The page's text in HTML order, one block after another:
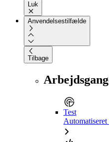
Luk
Anvendelsestilfælde
Tilbage
Test